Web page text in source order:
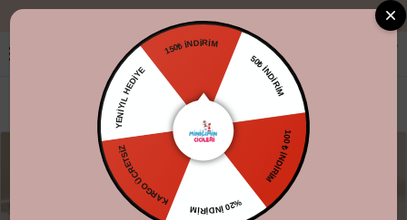
"Aynı gün
150₺ İNDİRİM
50₺ İNDİRİM
100 ₺ İNDİRİM
%20 İNDİRİM
KARGO ÜCRETSİZ
YENİYIL HEDİYE